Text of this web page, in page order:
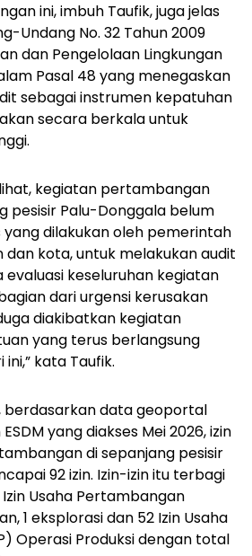
ini, imbuh Taufik, juga jelas
Undang No. 32 Tahun 2009
dan Pengelolaan Lingkungan
Pasal 48 yang menegaskan
sebagai instrumen kepatuhan
secara berkala untuk
kegiatan pertambangan
pesisir Palu-Donggala belum
yang dilakukan oleh pemerintah
dan kota, untuk melakukan audit
evaluasi keseluruhan kegiatan
dari urgensi kerusakan
diakibatkan kegiatan
yang terus berlangsung
kata Taufik.
berdasarkan data geoportal
yang diakses Mei 2026, izin
di sepanjang pesisir
92 izin. Izin-izin itu terbagi
Usaha Pertambangan
1 eksplorasi dan 52 Izin Usaha
Operasi Produksi dengan total